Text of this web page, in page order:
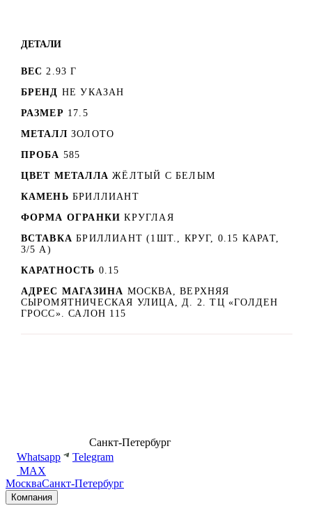
ДЕТАЛИ
ВЕС 2.93 Г
БРЕНД НЕ УКАЗАН
РАЗМЕР 17.5
МЕТАЛЛ ЗОЛОТО
ПРОБА 585
ЦВЕТ МЕТАЛЛА ЖЁЛТЫЙ С БЕЛЫМ
КАМЕНЬ БРИЛЛИАНТ
ФОРМА ОГРАНКИ КРУГЛАЯ
ВСТАВКА БРИЛЛИАНТ (1ШТ., КРУГ, 0.15 КАРАТ,
3/5 А)
КАРАТНОСТЬ 0.15
АДРЕС МАГАЗИНА МОСКВА, ВЕРХНЯЯ
СЫРОМЯТНИЧЕСКАЯ УЛИЦА, Д. 2. ТЦ «ГОЛДЕН
ГРОСС». САЛОН 115
Санкт-Петербург
Whatsapp
Telegram
MAX
МоскваСанкт-Петербург
Компания